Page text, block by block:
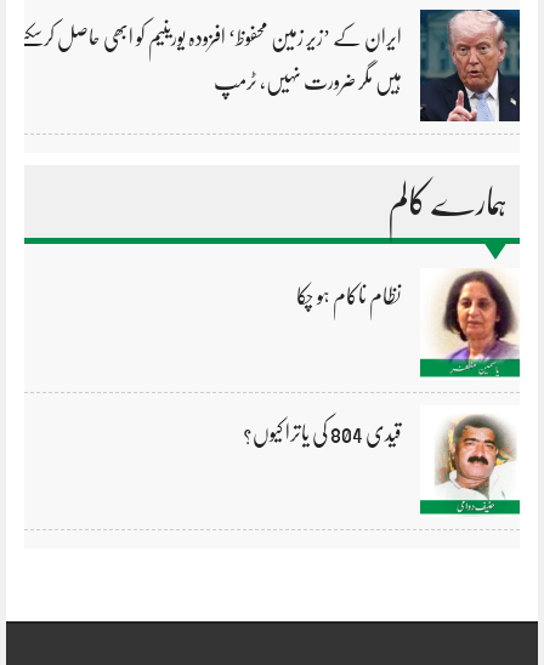
ایران کے ’زیر زمین محفوظ‘ افزودہ یورینیم کو ابھی حاصل کرسکتے
ہیں مگر ضرورت نہیں، ٹرمپ
ہمارے کالم
نظام ناکام ہو چکا
قیدی 804 کی یاترا کیوں؟